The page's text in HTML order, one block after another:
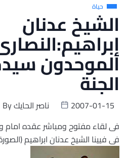
حياة
الشيخ عدنان
الموحدون
الجنة
Byناصر الحايك
2007-01-15
فى لقاء مفتوح ومباشر عقده
فى فيينا الشيخ عدنان ابراهيم